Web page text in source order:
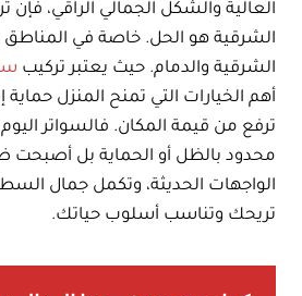
العالية والشكل الجمالي الراقي،
الشرقية هو الحل. خاصة في المناطق
الشرقية والدمام. حيث يعتبر تركيب
أهم الخيارات التي تمنح المنزل
ترفع من قيمة المكان. فالسواتر
محدود بالظل أو الحماية بل أصبحت
الواجهات الحديثة، وتكمل جمال
تريحك وتناسب أسلوب حياتك.